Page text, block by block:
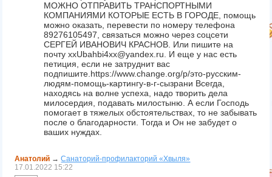
МОЖНО ОТПРАВИТЬ ТРАНСПОРТНЫМИ
КОМПАНИЯМИ КОТОРЫЕ ЕСТЬ В ГОРОДЕ, помощь
можно оказать, перевести по номеру телефона
89276105497, связаться можно через соцсети
СЕРГЕЙ ИВАНОВИЧ КРАСНОВ. Или пишите на
почту xxUbahbi4xx@yandex.ru. И еще у нас есть
петиция, если не затруднит вас
подпишите.https://www.change.org/p/это-русским-
людям-помощь-картингу-в-г-сызрани Всегда,
находясь на волне успеха, надо творить дела
милосердия, подавать милостыню. А если Господь
помогает в тяжелых обстоятельствах, то не забывать
после о благодарности. Тогда и Он не забудет о
ваших нуждах.
Анатолий →Санаторий-профилакторий «Хвыля»
17.01.2022 15:22